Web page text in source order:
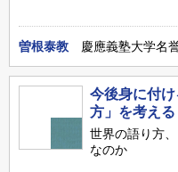
曽根泰教 慶應義塾大学名
今後身に付
方」を考える
世界の語り方
なのか